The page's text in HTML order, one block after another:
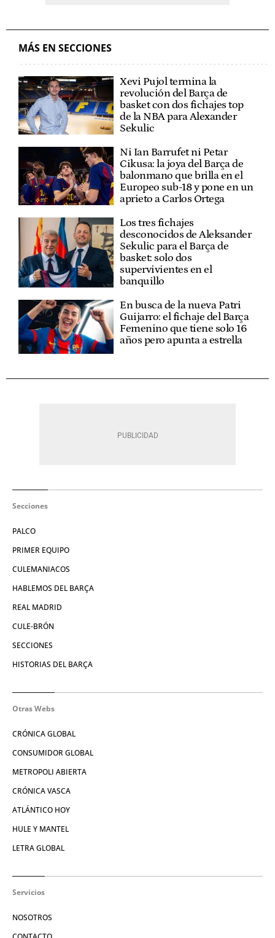
MÁS EN SECCIONES
Xevi Pujol termina la
revolución del Barça de
basket con dos fichajes top
de la NBA para Alexander
Sekulic
Ni Ian Barrufet ni Petar
Cikusa: la joya del Barça de
balonmano que brilla en el
Europeo sub-18 y pone en un
aprieto a Carlos Ortega
Los tres fichajes
desconocidos de Aleksander
Sekulic para el Barça de
basket: solo dos
supervivientes en el
banquillo
En busca de la nueva Patri
Guijarro: el fichaje del Barça
Femenino que tiene solo 16
años pero apunta a estrella
Secciones
PALCO
PRIMER EQUIPO
CULEMANIACOS
HABLEMOS DEL BARÇA
REAL MADRID
CULE-BRÓN
SECCIONES
HISTORIAS DEL BARÇA
Otras Webs
CRÓNICA GLOBAL
CONSUMIDOR GLOBAL
METROPOLI ABIERTA
CRÓNICA VASCA
ATLÁNTICO HOY
HULE Y MANTEL
LETRA GLOBAL
Servicios
NOSOTROS